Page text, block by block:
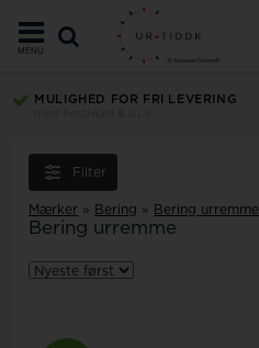
MENU
MULIGHED FOR FRI LEVERING
Filter
Mærker » Bering » Bering urremme
Bering urremme